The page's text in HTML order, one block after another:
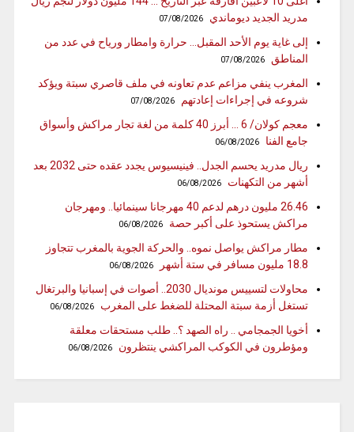
مدريد الجديد ديوماندي
07/08/2026
إلى غاية يوم الأحد المقبل… حرارة وامطار ورياح في عدد من
المناطق
07/08/2026
المغرب ينفي مزاعم عدم تعاونه في ملف قاصري سبتة ويؤكد
شروعه في إجراءات إعادتهم
07/08/2026
معجم كولان/ 6 … أبرز 40 كلمة من لغة تجار مراكش وأسواق
جامع الفنا
06/08/2026
ريال مدريد يحسم الجدل.. فينيسيوس يجدد عقده حتى 2032 بعد
أشهر من التكهنات
06/08/2026
26.46 مليون درهم لدعم 40 مهرجانا سينمائيا.. ومهرجان
مراكش يستحوذ على أكبر حصة
06/08/2026
مطار مراكش يواصل نموه.. والحركة الجوية بالمغرب تتجاوز
18.8 مليون مسافر في ستة أشهر
06/08/2026
محاولات لتسييس مونديال 2030.. أصوات في إسبانيا والبرتغال
تستغل أزمة سبتة المحتلة للضغط على المغرب
06/08/2026
أخويا الجمجامي .. راه الصهد ؟.. طلب مستحقات معلقة
ومؤطرون في الكوكب المراكشي ينتظرون
06/08/2026